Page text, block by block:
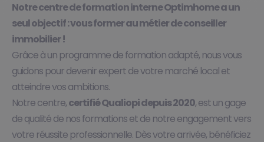
Notre centre de formation interne Optimhome a un
seul objectif : vous former au métier de conseiller
immobilier !​
Grâce à un programme de formation adapté, nous vous
guidons pour devenir expert de votre marché local et
atteindre vos ambitions.​
Notre centre,certifié Qualiopi depuis 2020, est un gage
de qualité de nos formations et de notre engagement vers
votre réussite professionnelle. Dès votre arrivée, bénéficiez